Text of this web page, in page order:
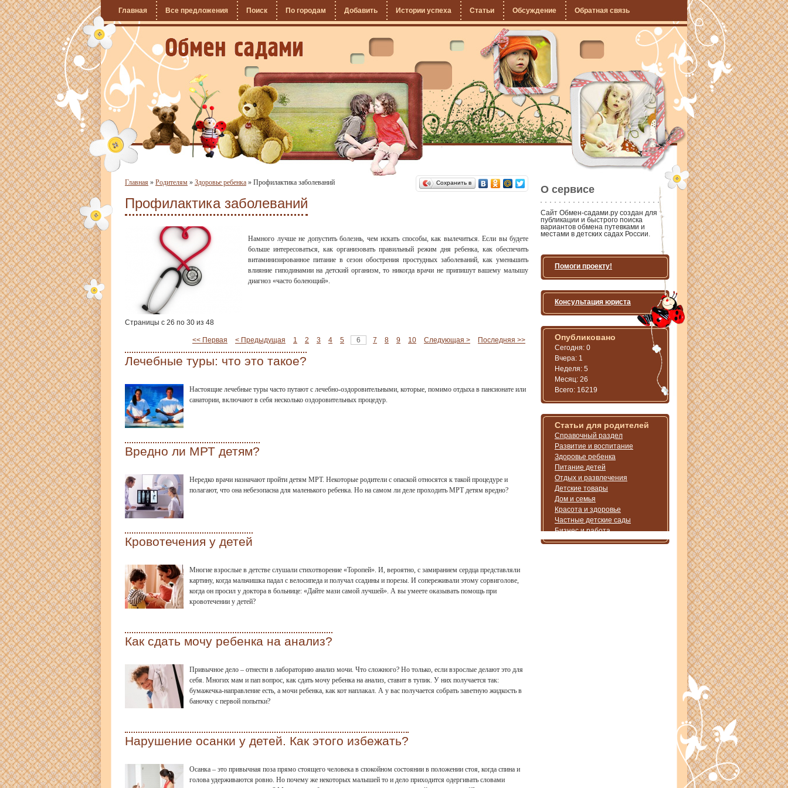
Главная Все предложения Поиск По городам Добавить Истории успеха Статьи Обсуждение Обратная связь
Главная » Родителям » Здоровье ребенка » Профилактика заболеваний Сохранить в
Профилактика заболеваний
Намного лучше не допустить болезнь, чем искать способы, как вылечиться. Если вы будете
больше интересоваться, как организовать правильный режим дня ребенка, как обеспечить
витаминизированное питание в сезон обострения простудных заболеваний, как уменьшить
влияние гиподинамии на детский организм, то никогда врачи не припишут вашему малышу
диагноз «часто болеющий».
Страницы с 26 по 30 из 48
<< Первая < Предыдущая 1 2 3 4 5 6 7 8 9 10 Следующая > Последняя >>
Лечебные туры: что это такое?
Настоящие лечебные туры часто путают с лечебно-оздоровительными, которые, помимо отдыха в пансионате или
санатории, включают в себя несколько оздоровительных процедур.
Вредно ли МРТ детям?
Нередко врачи назначают пройти детям МРТ. Некоторые родители с опаской относятся к такой процедуре и
полагают, что она небезопасна для маленького ребенка. Но на самом ли деле проходить МРТ детям вредно?
Кровотечения у детей
Многие взрослые в детстве слушали стихотворение «Торопей». И, вероятно, с замиранием сердца представляли
картину, когда мальчишка падал с велосипеда и получал ссадины и порезы. И сопереживали этому сорвиголове,
когда он просил у доктора в больнице: «Дайте мази самой лучшей». А вы умеете оказывать помощь при
кровотечении у детей?
Как сдать мочу ребенка на анализ?
Привычное дело – отнести в лабораторию анализ мочи. Что сложного? Но только, если взрослые делают это для
себя. Многих мам и пап вопрос, как сдать мочу ребенка на анализ, ставит в тупик. У них получается так:
бумажечка-направление есть, а мочи ребенка, как кот наплакал. А у вас получается собрать заветную жидкость в
баночку с первой попытки?
Нарушение осанки у детей. Как этого избежать?
Осанка – это привычная поза прямо стоящего человека в спокойном состоянии в положении стоя, когда спина и
голова удерживаются ровно. Но почему же некоторых малышей то и дело приходится одергивать словами
О сервисе
Сайт Обмен-садами.ру создан для
публикации и быстрого поиска
вариантов обмена путевками и
местами в детских садах России.
Помоги проекту!
Консультация юриста
Опубликовано
Сегодня: 0
Вчера: 1
Неделя: 5
Месяц: 26
Всего: 16219
Статьи для родителей
Справочный раздел
Развитие и воспитание
Здоровье ребенка
Питание детей
Отдых и развлечения
Детские товары
Дом и семья
Красота и здоровье
Частные детские сады
Бизнес и работа